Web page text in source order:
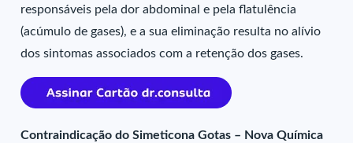
responsáveis pela dor abdominal e pela flatulência
(acúmulo de gases), e a sua eliminação resulta no alívio
dos sintomas associados com a retenção dos gases.
Contraindicação do Simeticona Gotas – Nova Química